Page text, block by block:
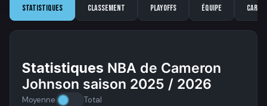
Statistiques Classement Playoffs Équipe
Statistiques NBA de Cameron
Johnson saison 2025 / 2026
Moyenne Total